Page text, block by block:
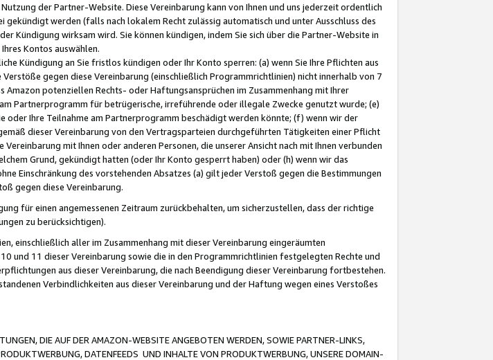
der Partner-Website. Diese Vereinbarung kann von Ihnen und uns jederzeit ordentlich
werden (falls nach lokalem Recht zulässig automatisch und unter Ausschluss des
Kündigung wirksam wird. Sie können kündigen, indem Sie sich über die Partner-Website in
Kontos auswählen.
Kündigung an Sie fristlos kündigen oder Ihr Konto sperren: (a) wenn Sie Ihre Pflichten aus
gegen diese Vereinbarung (einschließlich Programmrichtlinien) nicht innerhalb von 7
Amazon potenziellen Rechts- oder Haftungsansprüchen im Zusammenhang mit Ihrer
Partnerprogramm für betrügerische, irreführende oder illegale Zwecke genutzt wurde; (e)
oder Ihre Teilnahme am Partnerprogramm beschädigt werden könnte; (f) wenn wir der
dieser Vereinbarung von den Vertragsparteien durchgeführten Tätigkeiten einer Pflicht
mit Ihnen oder anderen Personen, die unserer Ansicht nach mit Ihnen verbunden
Grund, gekündigt hatten (oder Ihr Konto gesperrt haben) oder (h) wenn wir das
Einschränkung des vorstehenden Absatzes (a) gilt jeder Verstoß gegen die Bestimmungen
gegen diese Vereinbarung.
für einen angemessenen Zeitraum zurückbehalten, um sicherzustellen, dass der richtige
zu berücksichtigen).
einschließlich aller im Zusammenhang mit dieser Vereinbarung eingeräumten
und 11 dieser Vereinbarung sowie die in den Programmrichtlinien festgelegten Rechte und
aus dieser Vereinbarung, die nach Beendigung dieser Vereinbarung fortbestehen.
Verbindlichkeiten aus dieser Vereinbarung und der Haftung wegen eines Verstoßes
DIE AUF DER AMAZON-WEBSITE ANGEBOTEN WERDEN, SOWIE PARTNER-LINKS,
DATENFEEDS UND INHALTE VON PRODUKTWERBUNG, UNSERE DOMAIN-